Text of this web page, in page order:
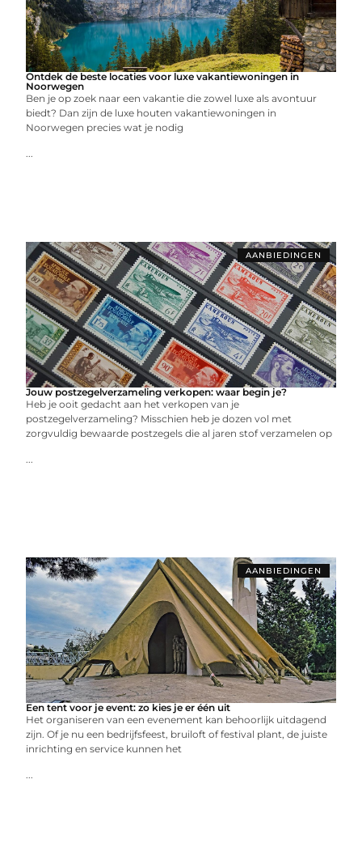
Ontdek de beste locaties voor luxe vakantiewoningen in
Noorwegen
Ben je op zoek naar een vakantie die zowel luxe als avontuur
biedt? Dan zijn de luxe houten vakantiewoningen in
Noorwegen precies wat je nodig
...
AANBIEDINGEN
Jouw postzegelverzameling verkopen: waar begin je?
Heb je ooit gedacht aan het verkopen van je
postzegelverzameling? Misschien heb je dozen vol met
zorgvuldig bewaarde postzegels die al jaren stof verzamelen op
...
AANBIEDINGEN
Een tent voor je event: zo kies je er één uit
Het organiseren van een evenement kan behoorlijk uitdagend
zijn. Of je nu een bedrijfsfeest, bruiloft of festival plant, de juiste
inrichting en service kunnen het
...